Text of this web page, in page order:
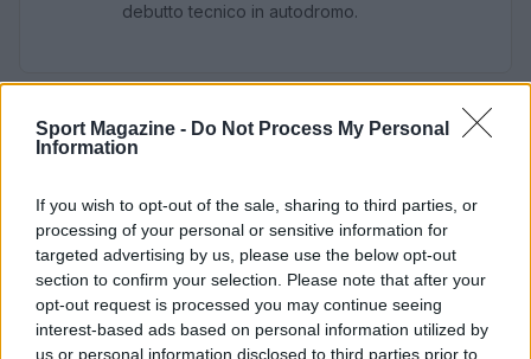
Sport Magazine - Do Not Process My Personal
Information
If you wish to opt-out of the sale, sharing to third parties, or
processing of your personal or sensitive information for
targeted advertising by us, please use the below opt-out
section to confirm your selection. Please note that after your
opt-out request is processed you may continue seeing
interest-based ads based on personal information utilized by
us or personal information disclosed to third parties prior to
debutto tecnico in autodromo.